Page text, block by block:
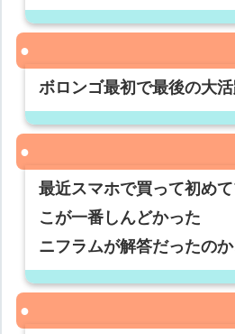
ボロンゴ最初で最後の大
最近スマホで買って初め
こが一番しんどかった
ニフラムが解答だったの